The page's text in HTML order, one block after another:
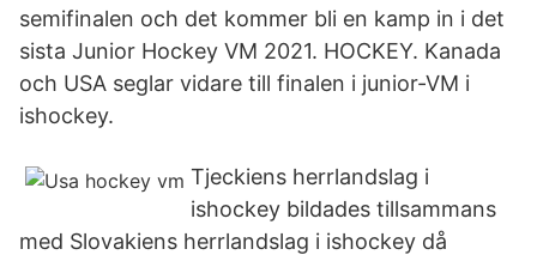
semifinalen och det kommer bli en kamp in i det
sista Junior Hockey VM 2021. HOCKEY. Kanada
och USA seglar vidare till finalen i junior-VM i
ishockey.
Tjeckiens herrlandslag i
ishockey bildades tillsammans
med Slovakiens herrlandslag i ishockey då